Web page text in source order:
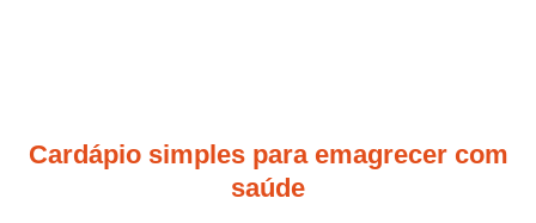
Cardápio simples para emagrecer com
saúde